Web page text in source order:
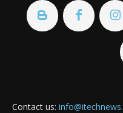
Contact us: